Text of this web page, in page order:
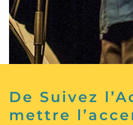
De Suivez
mettre